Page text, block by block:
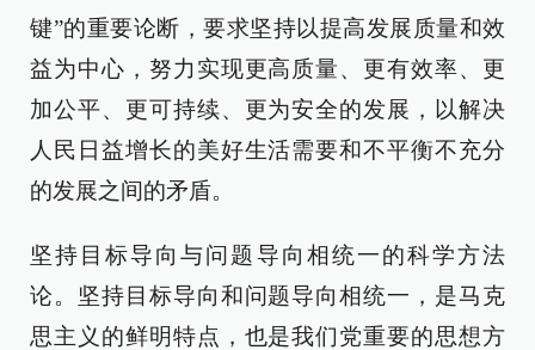
键”的重要论断，要求坚持以提高发展质量和效
益为中心，努力实现更高质量、更有效率、更
加公平、更可持续、更为安全的发展，以解决
人民日益增长的美好生活需要和不平衡不充分
的发展之间的矛盾。
坚持目标导向与问题导向相统一的科学方法
论。坚持目标导向和问题导向相统一，是马克
思主义的鲜明特点，也是我们党重要的思想方